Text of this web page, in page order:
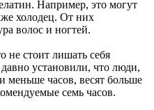
Например, это могут
холодец. От них
волос и ногтей.
не стоит лишать себя
установили, что люди,
меньше часов, весят больше
семь часов.